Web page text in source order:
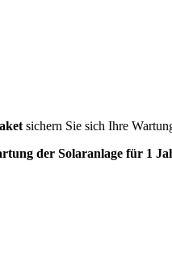
sichern Sie sich Ihre
der Solaranlage für 1